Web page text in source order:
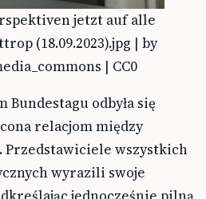
jetzt auf alle
(18.09.2023).jpg | by
| CC0
odbyła się
relacjom między
Przedstawiciele wszystkich
wyrazili swoje